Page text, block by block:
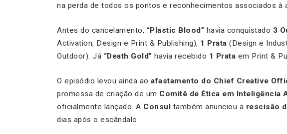
na perda de todos os pontos e reconhecimentos associados à
Antes do cancelamento, “Plastic Blood” havia conquistado 3
Activation, Design e Print & Publishing), 1 Prata (Design e
Outdoor). Já “Death Gold” havia recebido 1 Prata em Print &
O episódio levou ainda ao afastamento do Chief Creative
promessa de criação de um Comitê de Ética em Inteligência
oficialmente lançado. A Consul também anunciou a rescisão
dias após o escândalo.